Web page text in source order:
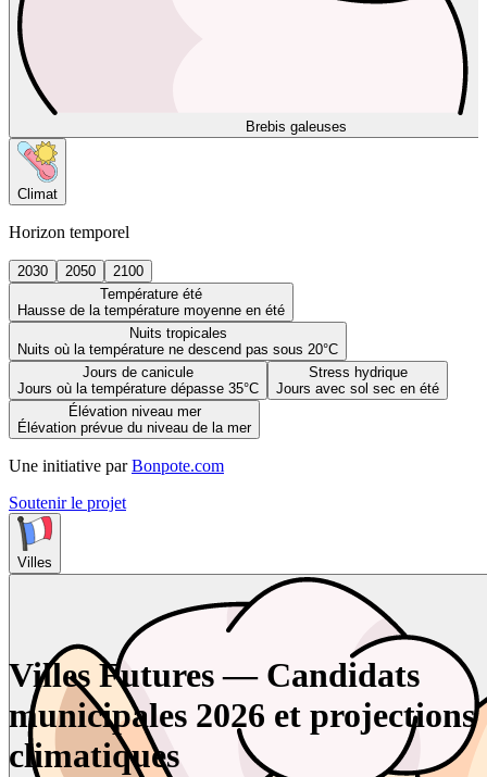
Brebis galeuses
Climat
Horizon temporel
2030 2050
2100
Température été
Hausse de la température moyenne en été
Nuits tropicales
Nuits où la température ne descend pas sous 20°C
Jours de canicule
Jours où la température dépasse 35°C
Stress hydrique
Jours avec sol sec en été
Élévation niveau mer
Élévation prévue du niveau de la mer
Une initiative par Bonpote.com
Soutenir le projet
Villes
Villes Futures — Candidats
municipales 2026 et projections
climatiques